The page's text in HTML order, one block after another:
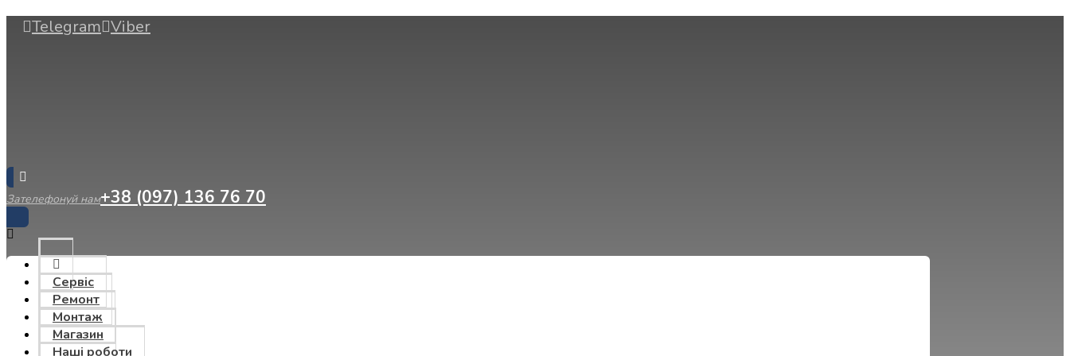
Telegram Viber
Зателефонуй нам+38 (097) 136 76 70
Сервіс
Ремонт
Монтаж
Магазин
Наші роботи